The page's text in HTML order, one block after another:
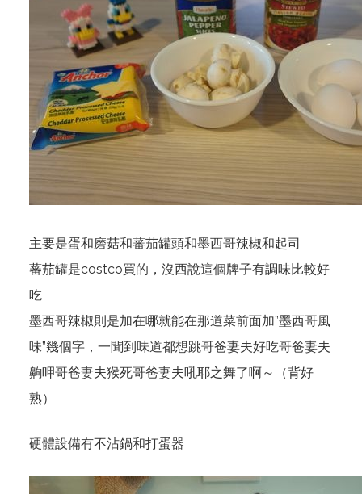
主要是蛋和磨菇和蕃茄罐頭和墨西哥辣椒和起司
蕃茄罐是costco買的，沒西說這個牌子有調味比較好
吃
墨西哥辣椒則是加在哪就能在那道菜前面加”墨西哥風
味”幾個字，一聞到味道都想跳哥爸妻夫好吃哥爸妻夫
齁呷哥爸妻夫猴死哥爸妻夫吼耶之舞了啊～（背好
熟）
硬體設備有不沾鍋和打蛋器